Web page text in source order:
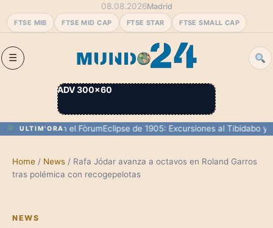
FTSE MIB FTSE MID CAP FTSE STAR FTSE SMALL CAP
08.08.2026Madrid
ADV 300×60
ULTIM'ORA
en el FòrumEclipse de 1905: Excursiones al Tibidabo y su
Home / News / Rafa Jódar avanza a octavos en Roland Garros
tras polémica con recogepelotas
NEWS